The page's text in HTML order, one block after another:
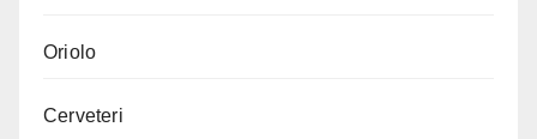
Oriolo
Cerveteri